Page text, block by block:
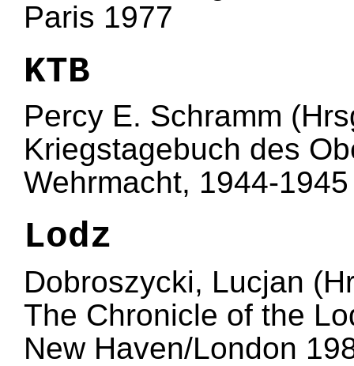
Paris 1977
KTB
Percy E. Schramm
Kriegstagebuch des
Wehrmacht, 1944-1945
Lodz
Dobroszycki, Lucjan
The Chronicle of the
New Haven/London